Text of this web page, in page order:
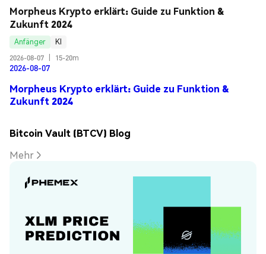
Morpheus Krypto erklärt: Guide zu Funktion &
Zukunft 2024
Anfänger
KI
2026-08-07
15-20m
2026-08-07
Morpheus Krypto erklärt: Guide zu Funktion &
Zukunft 2024
Bitcoin Vault (BTCV) Blog
Mehr